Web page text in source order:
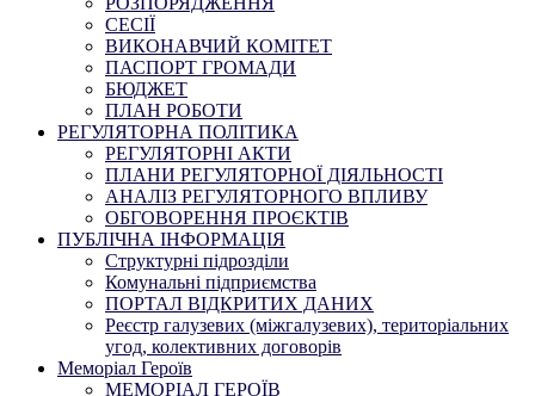
СЕСІЇ
ВИКОНАВЧИЙ КОМІТЕТ
ПАСПОРТ ГРОМАДИ
БЮДЖЕТ
ПЛАН РОБОТИ
РЕГУЛЯТОРНА ПОЛІТИКА
РЕГУЛЯТОРНІ АКТИ
ПЛАНИ РЕГУЛЯТОРНОЇ ДІЯЛЬНОСТІ
АНАЛІЗ РЕГУЛЯТОРНОГО ВПЛИВУ
ОБГОВОРЕННЯ ПРОЄКТІВ
ПУБЛІЧНА ІНФОРМАЦІЯ
Структурні підрозділи
Комунальні підприємства
ПОРТАЛ ВІДКРИТИХ ДАНИХ
Реєстр галузевих (міжгалузевих), територіальних
угод, колективних договорів
Меморіал Героїв
МЕМОРІАЛ ГЕРОЇВ